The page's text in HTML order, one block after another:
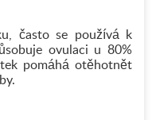
často se používá k
ovulaci u 80%
pomáhá otěhotnět